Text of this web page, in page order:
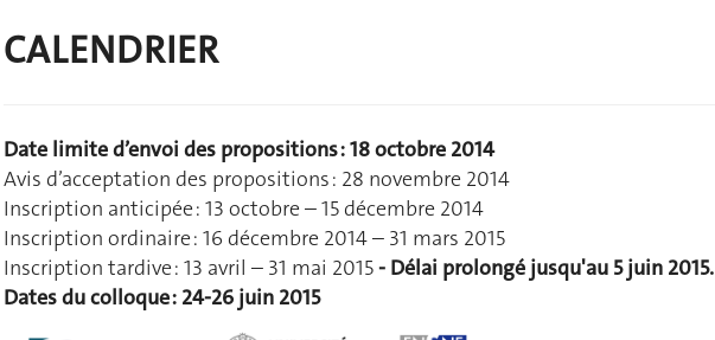
CALENDRIER
Date limite d’envoi des propositions : 18 octobre 2014
Avis d’acceptation des propositions : 28 novembre 2014
Inscription anticipée : 13 octobre – 15 décembre 2014
Inscription ordinaire : 16 décembre 2014 – 31 mars 2015
Inscription tardive : 13 avril – 31 mai 2015- Délai prolongé jusqu'au 5 juin 2015.
Dates du colloque : 24-26 juin 2015